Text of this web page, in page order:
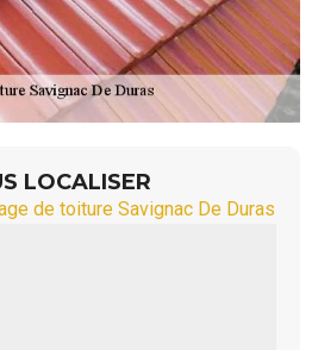
LOCALISER
de toiture Savignac De Duras